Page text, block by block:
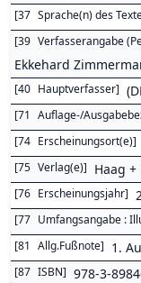
[37 Sprache(n) des
[39 Verfasserangabe
Ekkehard
[40 Hauptverfasser]
[71 Auflage-/
[74 Erscheinungsort(e)]
[75 Verlag(e)] Haag
[76 Erscheinungsjahr]
[77 Umfangsangabe :
[81 Allg.Fußnote] 1.
[87 ISBN] 978-3-